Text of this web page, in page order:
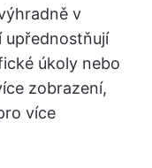
v
upřednostňují
úkoly nebo
zobrazení,
více